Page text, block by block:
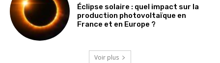
Éclipse solaire : quel impact sur la
production photovoltaïque en
France et en Europe ?
Voir plus